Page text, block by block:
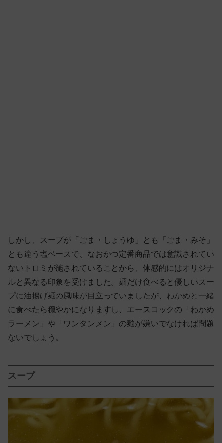
しかし、スープが「ごま・しょうゆ」とも「ごま・みそ」
とも違う塩ベースで、なおかつ定番商品では意識されてい
ないトロミが施されていることから、体感的にはオリジナ
ルと異なる印象を受けました。麺だけ食べると優しいスー
プに油揚げ麺の風味が目立っていましたが、わかめと一緒
に食べたら穏やかになりますし、エースコックの「わかめ
ラーメン」や「ワンタンメン」の麺が嫌いでなければ問題
ないでしょう。
スープ